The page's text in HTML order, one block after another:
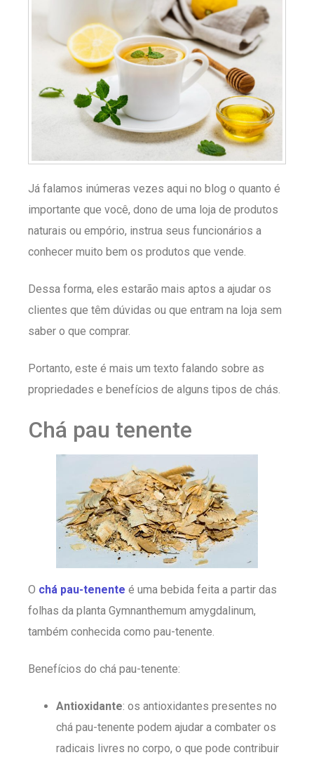
Já falamos inúmeras vezes aqui no blog o quanto é
importante que você, dono de uma loja de produtos
naturais ou empório, instrua seus funcionários a
conhecer muito bem os produtos que vende.
Dessa forma, eles estarão mais aptos a ajudar os
clientes que têm dúvidas ou que entram na loja sem
saber o que comprar.
Portanto, este é mais um texto falando sobre as
propriedades e benefícios de alguns tipos de chás.
Chá pau tenente
O chá pau-tenente é uma bebida feita a partir das
folhas da planta Gymnanthemum amygdalinum,
também conhecida como pau-tenente.
Benefícios do chá pau-tenente:
Antioxidante: os antioxidantes presentes no
chá pau-tenente podem ajudar a combater os
radicais livres no corpo, o que pode contribuir